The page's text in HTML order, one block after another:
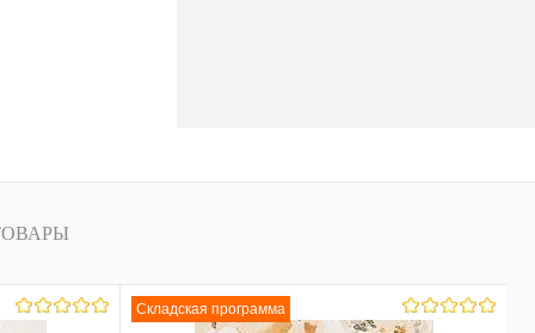
Складская программа